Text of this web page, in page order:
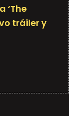
‘The
tráiler y